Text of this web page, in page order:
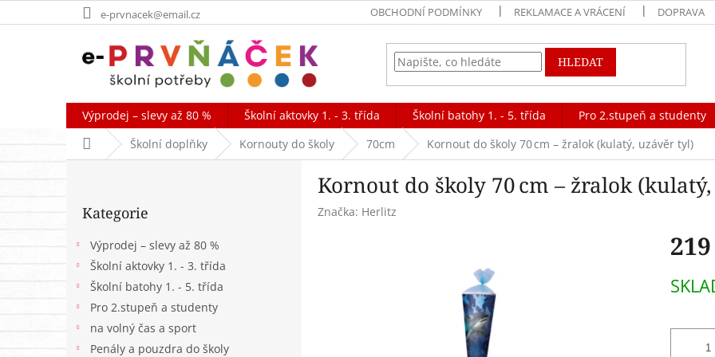
na
e-prvnacek@email.cz OBCHODNÍ PODMÍNKY REKLAMACE A VRÁCENÍ DOPRAVA
HLEDAT
Výprodej – slevy až 80 % Školní aktovky 1. - 3. třída Školní batohy 1. - 5. třída Pro 2.stupeň a studenty
Domů Školní doplňky Kornouty do školy 70cm Kornout do školy 70 cm – žralok (kulatý, uzávěr tyl)
P
kategorie
Kategorie
Výprodej – slevy až 80 %
Školní aktovky 1. - 3. třída
Školní batohy 1. - 5. třída
Pro 2.stupeň a studenty
na volný čas a sport
Penály a pouzdra do školy
Kornout do školy 70 cm – žralok
Značka: Herlitz
cena: